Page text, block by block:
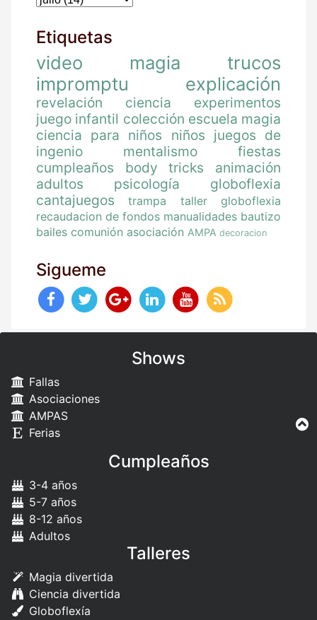
Etiquetas
video magia
trucos
impromptu
explicación
revelación ciencia
experimentos
juego infantil colección escuela magia
ciencia para niños
niños juegos de
ingenio
mentalismo
fiestas
cumpleaños
body tricks
animación
adultos
psicología
globoflexia
cantajuegos
trampa
taller globoflexia
recaudacion de fondos manualidades bautizo
bailes comunión asociación AMPA decoracion
Sigueme
Shows
Fallas
Asociaciones
AMPAS
Ferias
Cumpleaños
3-4 años
5-7 años
8-12 años
Adultos
Talleres
Magia divertida
Ciencia divertida
Globoflexía